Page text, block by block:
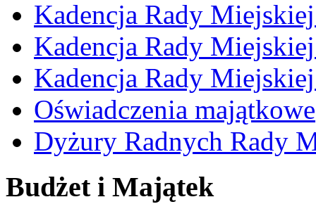
Kadencja Rady
Kadencja Rady
Kadencja Rady
Oświadczenia majątkowe
Dyżury Radnych Rady
Budżet i Majątek